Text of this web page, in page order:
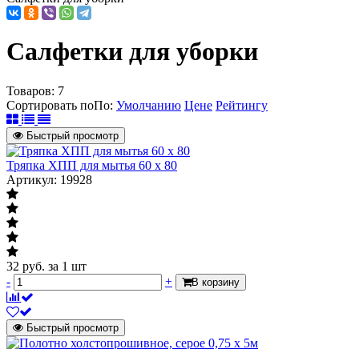
Салфетки для уборки
Товаров: 7
Сортировать поПо: Умолчанию Цене Рейтингу
Быстрый просмотр
Тряпка ХПП для мытья 60 х 80
Артикул: 19928
32 руб. за 1 шт
-
+ В корзину
Быстрый просмотр